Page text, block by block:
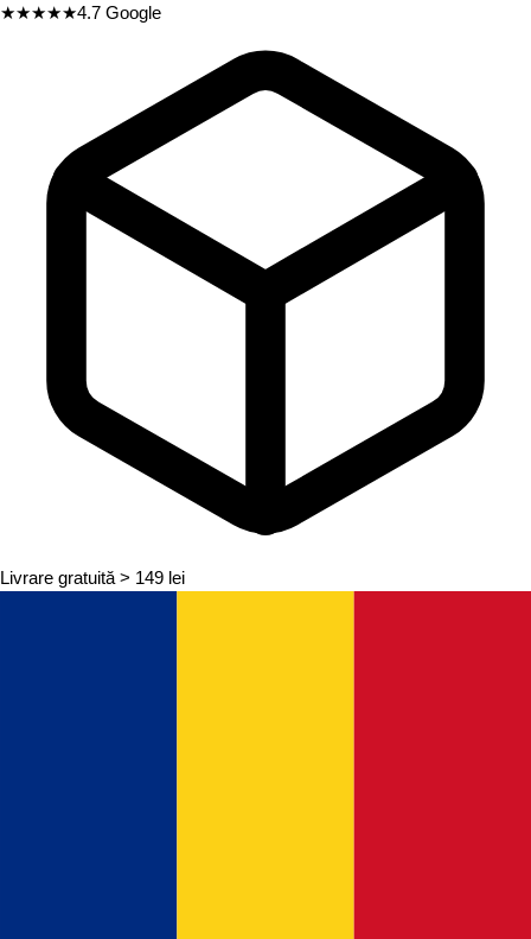
★★★★★4.7 Google
Livrare gratuită > 149 lei